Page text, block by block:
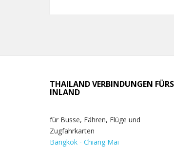
THAILAND VERBINDUNGEN FÜRS
INLAND
für Busse, Fähren, Flüge und
Zugfahrkarten
Bangkok - Chiang Mai